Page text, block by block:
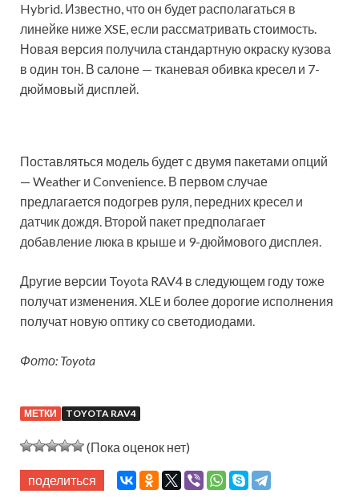
Hybrid. Известно, что он будет располагаться в
линейке ниже XSE, если рассматривать стоимость.
Новая версия получила стандартную окраску кузова
в один тон. В салоне — тканевая обивка кресел и 7-
дюймовый дисплей.
Поставляться модель будет с двумя пакетами опций
— Weather и Convenience. В первом случае
предлагается подогрев руля, передних кресел и
датчик дождя. Второй пакет предполагает
добавление люка в крыше и 9-дюймового дисплея.
Другие версии Toyota RAV4 в следующем году тоже
получат изменения. XLE и более дорогие исполнения
получат новую оптику со светодиодами.
Фото: Toyota
МЕТКИ TOYOTA RAV4
(Пока оценок нет)
поделиться